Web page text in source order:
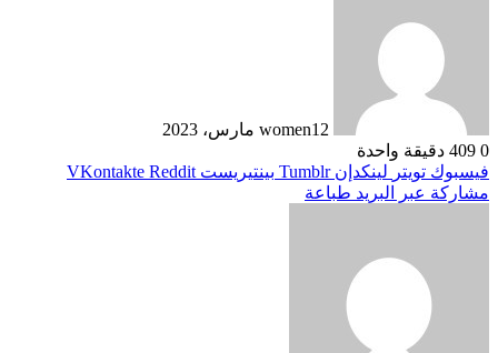
women12 مارس، 2023
0
دقيقة واحدة
فيسبوك تويتر لينكدإن بينتيريست
مشاركة عبر البريد طباعة